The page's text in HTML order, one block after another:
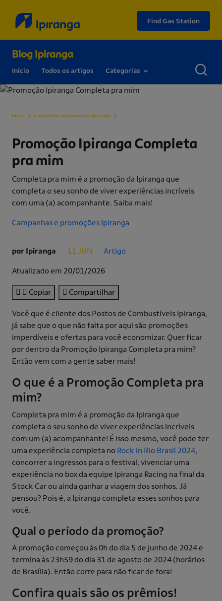
Find Gas Station
Blog Ipiranga
Início Todos os artigos Categorias
Início Campanhas e promoções Ipiranga
Promoção Ipiranga Completa
pra mim
Completa pra mim é a promoção da Ipiranga que
completa o seu sonho de viver experiências incríveis
com uma (a) acompanhante. Saiba mais!
Campanhas e promoções Ipiranga
por Ipiranga 11 JUN Artigo
Atualizado em 20/01/2026
Copiar Compartilhar
Você que é cliente dos Postos de Combustíveis Ipiranga,
já sabe que o que não falta por aqui são promoções
imperdíveis e ofertas para você economizar. Quer ficar
por dentro da Promoção Ipiranga Completa pra mim?
Então vem com a gente saber mais!
O que é a Promoção Completa pra
mim?
Completa pra mim é a promoção da Ipiranga que
completa o seu sonho de viver experiências incríveis
com um (a) acompanhante! É isso mesmo, você pode ter
uma experiência completa no Rock in Rio Brasil 2024,
concorrer a ingressos para o festival, vivenciar uma
experiência no box da equipe Ipiranga Racing na final da
Stock Car ou ainda ganhar a viagem dos sonhos. Já
pensou? Pois é, a Ipiranga completa esses sonhos para
você.
Qual o período da promoção?
A promoção começou às 0h do dia 5 de junho de 2024 e
termina às 23h59 do dia 31 de agosto de 2024 (horários
de Brasília). Então corre para não ficar de fora!
Confira quais são os prêmios!